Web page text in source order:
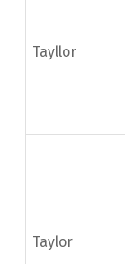
Tayllor
Taylor